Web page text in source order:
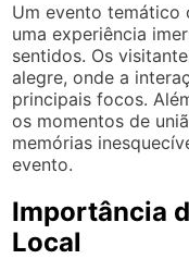
Um evento temático
uma experiência
sentidos. Os
alegre, onde a
principais focos.
os momentos de
memórias
evento.
Importância
Local